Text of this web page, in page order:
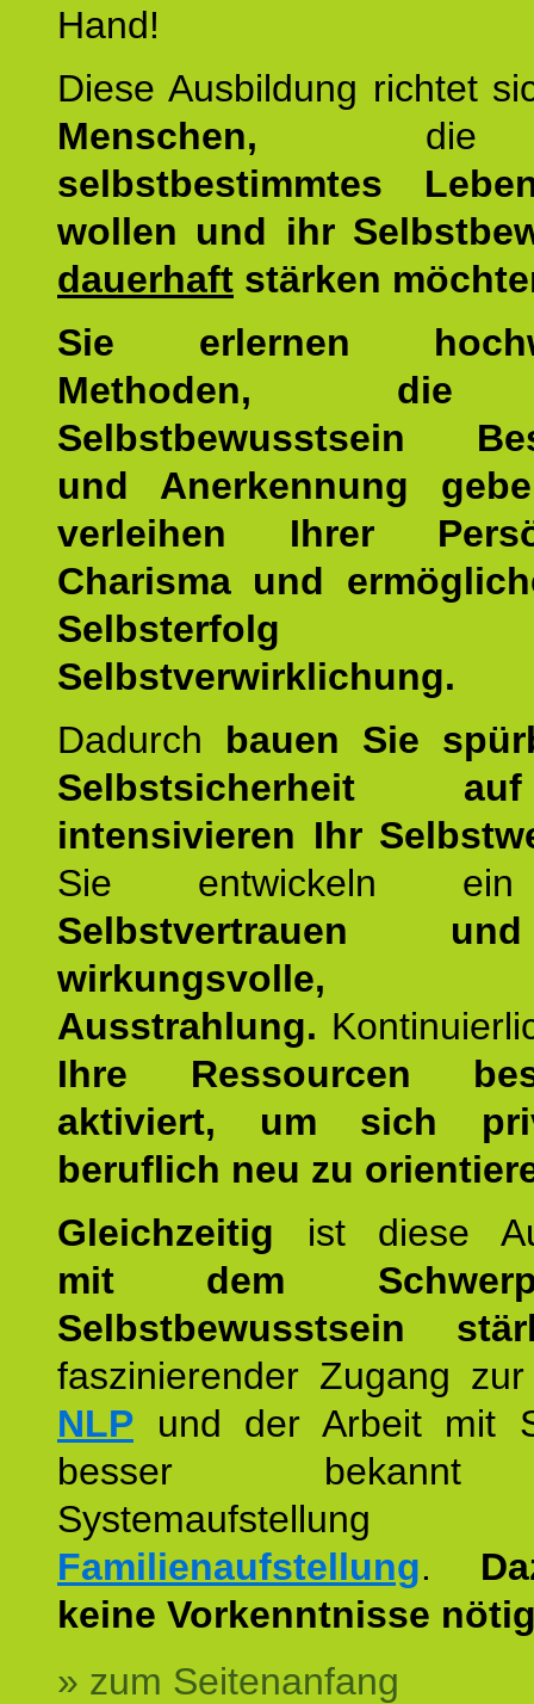
Hand!
Diese Ausbildung richtet
Menschen,
selbstbestimmtes
wollen und ihr
dauerhaft stärken
Sie erlernen
Methoden, die
Selbstbewusstsein
und Anerkennung
verleihen Ihrer
Charisma und
Selbstverwirklichung.
Dadurch bauen Sie
Selbstsicherheit
intensivieren Ihr
Sie entwickeln ein
Selbstvertrauen
wirkungsvolle,
Ausstrahlung.
Ihre Ressourcen
aktiviert, um sich
beruflich neu zu
Gleichzeitig ist diese
mit dem
Selbstbewusstsein
faszinierender Zugang
NLP und der Arbeit mit
besser
Familienaufstellung.
keine Vorkenntnisse
» zum Seitenanfang